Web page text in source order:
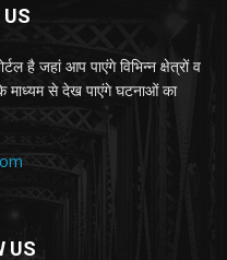
है जहां आप पाएंगे विभिन्न क्षेत्रों व
माध्यम से देख पाएंगे घटनाओं का
US